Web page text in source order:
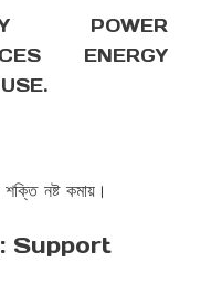
POWER
ENERGY
নষ্ট কমায়।
Support